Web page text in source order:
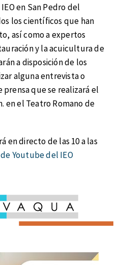
en San Pedro del
los científicos que han
así como a expertos
y la acuicultura de
a disposición de los
alguna entrevista o
que se realizará el
en el Teatro Romano de
en directo de las 10 a las
Youtube del IEO